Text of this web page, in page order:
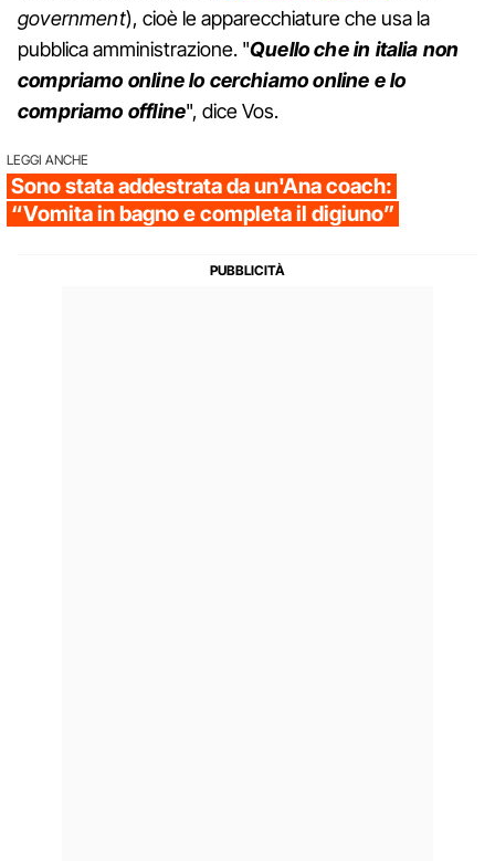
government), cioè le apparecchiature che usa la
pubblica amministrazione. "Quello che in italia non
compriamo online lo cerchiamo online e lo
compriamo offline", dice Vos.
LEGGI ANCHE
Sono stata addestrata da un'Ana coach:
“Vomita in bagno e completa il digiuno”